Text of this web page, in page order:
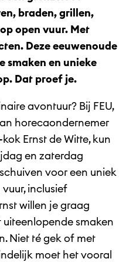
braden, grillen,
open vuur. Met
Deze eeuwenoude
smaken en unieke
Dat proef je.
avontuur? Bij FEU,
horecaondernemer
Ernst de Witte, kun
en zaterdag
voor een uniek
inclusief
willen je graag
smaken
Niet té gek of met
moet het vooral